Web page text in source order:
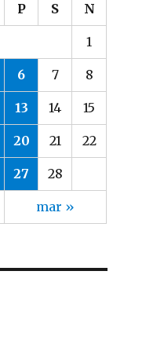
P S N
mar »
1
6 7 8
13 14 15
20 21 22
27 28